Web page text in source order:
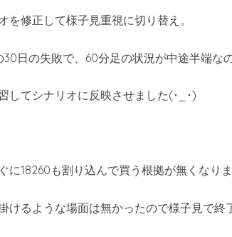
を修正して様子見重視に切り替え。
30日の失敗で、60分足の状況が中途半端な
してシナリオに反映させました(･_･)
に18260も割り込んで買う根拠が無くなり
けるような場面は無かったので様子見で終